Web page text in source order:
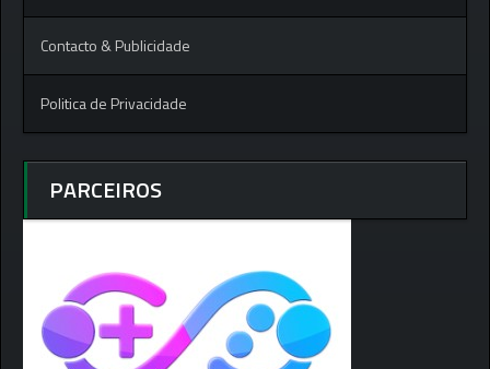
Contacto & Publicidade
Politica de Privacidade
PARCEIROS